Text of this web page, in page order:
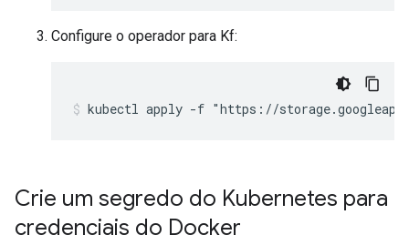
Configure o operador para Kf:
kubectl apply -f "https://
Crie um segredo do Kubernetes para
credenciais do Docker